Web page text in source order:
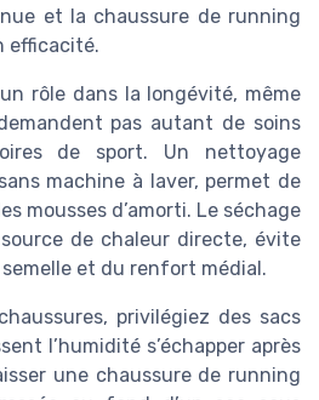
et la chaussure de running
efficacité.
rôle dans la longévité, même
pas autant de soins
de sport. Un nettoyage
machine à laver, permet de
mousses d’amorti. Le séchage
source de chaleur directe, évite
et du renfort médial.
privilégiez des sacs
l’humidité s’échapper après
une chaussure de running